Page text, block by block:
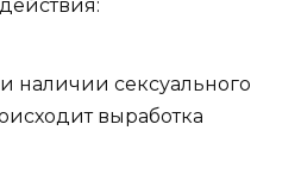
наличии сексуального
выработка